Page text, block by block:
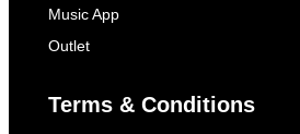
Music App
Outlet
Terms & Conditions